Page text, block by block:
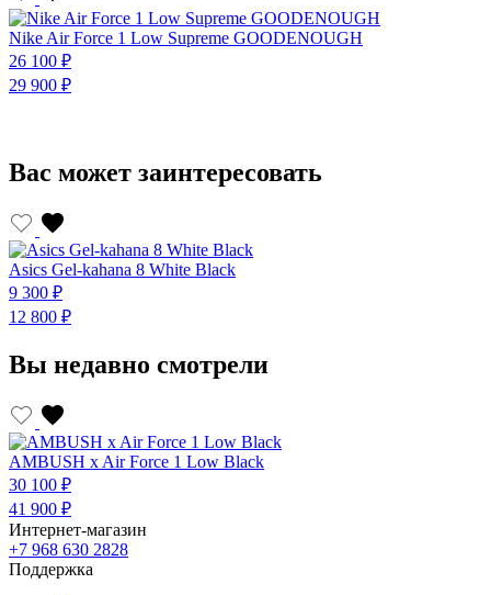
Nike Air Force 1 Low Supreme GOODENOUGH
26 100 ₽
29 900 ₽
Вас может заинтересовать
Asics Gel-kahana 8 White Black
9 300 ₽
12 800 ₽
Вы недавно смотрели
AMBUSH x Air Force 1 Low Black
30 100 ₽
41 900 ₽
Интернет-магазин
+7 968 630 2828
Поддержка